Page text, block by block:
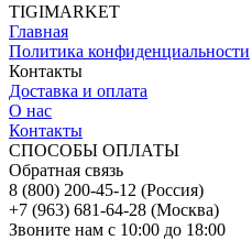
TIGIMARKET
Главная
Политика конфиденциальности
Контакты
Доставка и оплата
О нас
Контакты
СПОСОБЫ ОПЛАТЫ
Обратная связь
8 (800) 200-45-12 (Россия)
+7 (963) 681-64-28 (Москва)
Звоните нам с 10:00 до 18:00